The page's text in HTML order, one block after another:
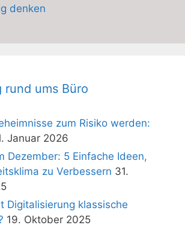
denken
rund ums Büro
zum Risiko werden:
Januar 2026
Dezember: 5 Einfache Ideen,
zu Verbessern 31.
Digitalisierung klassische
19. Oktober 2025